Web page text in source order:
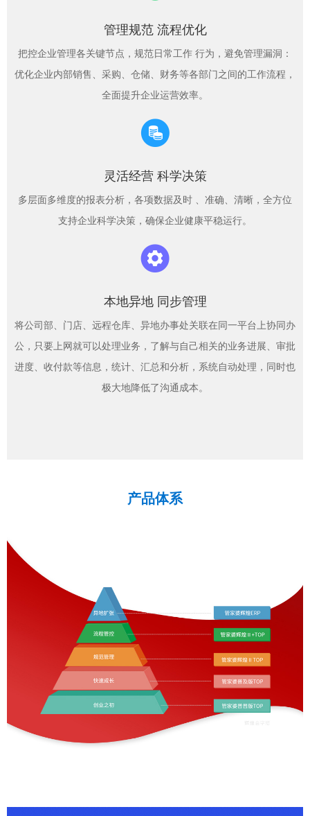
管理规范 流程优化
把控企业管理各关键节点，规范日常工作 行为，避免管理漏洞：
优化企业内部销售、采购、仓储、财务等各部门之间的工作流程，
全面提升企业运营效率。
灵活经营 科学决策
多层面多维度的报表分析，各项数据及时 、准确、清晰，全方位
支持企业科学决策，确保企业健康平稳运行。
本地异地 同步管理
将公司部、门店、远程仓库、异地办事处关联在同一平台上协同办
公，只要上网就可以处理业务，了解与自己相关的业务进展、审批
进度、收付款等信息，统计、汇总和分析，系统自动处理，同时也
极大地降低了沟通成本。
产品体系